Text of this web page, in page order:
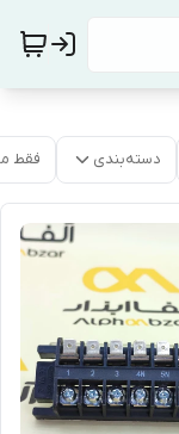
دسته‌بندی فقط